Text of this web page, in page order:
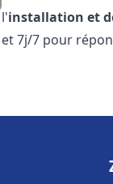
l'installation et
et 7j/7 pour